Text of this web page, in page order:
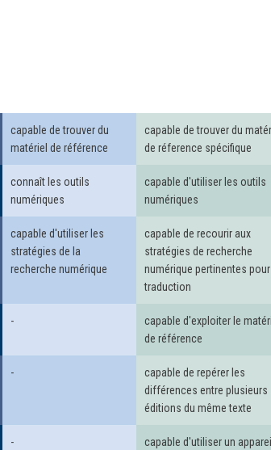
capable de trouver du
matériel de référence
capable de trouver du
de réference spécifique
connaît les outils
numériques
capable d'utiliser les outils
numériques
capable d'utiliser les
stratégies de la
recherche numérique
capable de recourir aux
stratégies de recherche
numérique pertinentes
traduction
-
capable d'exploiter le
de référence
-
capable de repérer les
différences entre plusieurs
éditions du même texte
-
capable d'utiliser un appareil